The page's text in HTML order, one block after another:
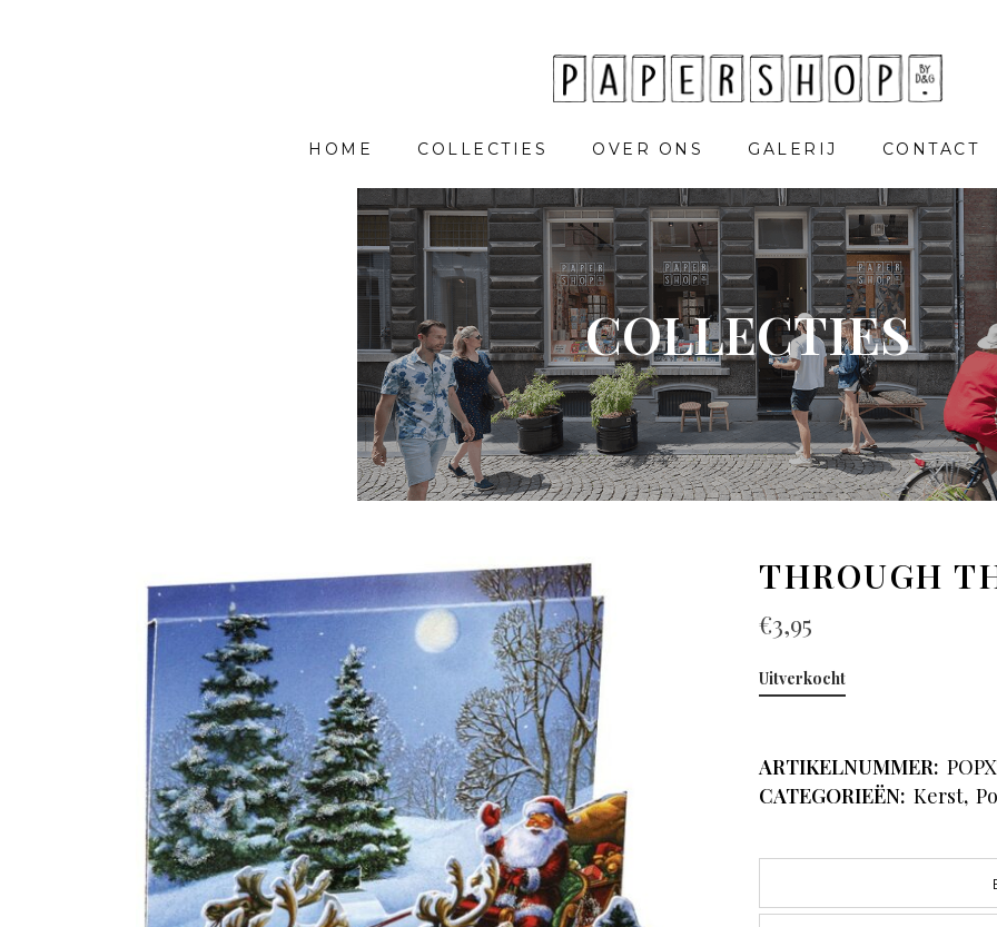
HOME COLLECTIES OVER ONS GALERIJ CONTACT
COLLECTIES
THROUGH
€3,95
Uitverkocht
ARTIKELNUMMER:
CATEGORIEËN: Kerst,